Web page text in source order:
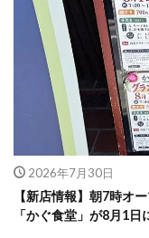
2026年7月30日
【新店情報】朝7時オ
「かぐ食堂」が8月1